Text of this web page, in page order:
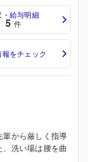
・給与明細
5 件
をチェック
から厳しく指導
洗い場は腰を曲